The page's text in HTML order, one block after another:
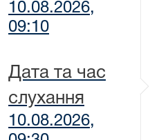
10.08.2026,
09:10
Дата та час
слухання
10.08.2026,